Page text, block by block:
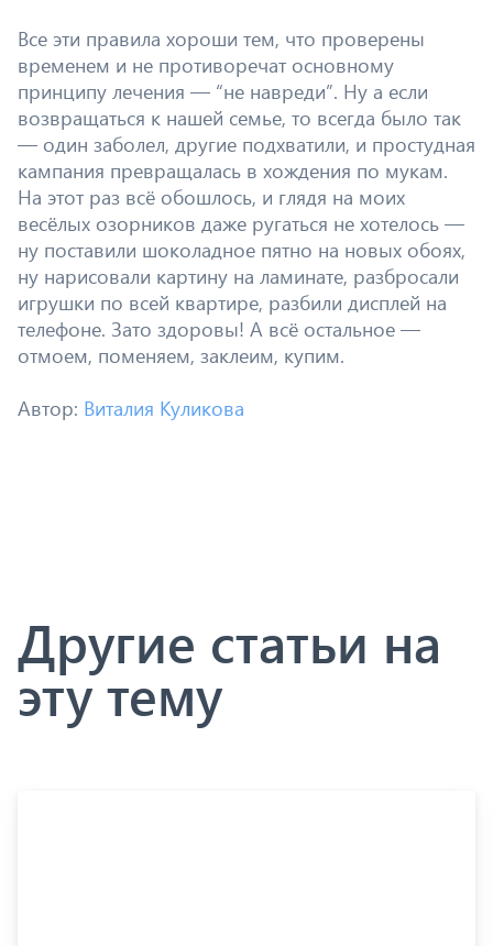
Все эти правила хороши тем, что проверены
временем и не противоречат основному
принципу лечения — “не навреди”. Ну а если
возвращаться к нашей семье, то всегда было так
— один заболел, другие подхватили, и простудная
кампания превращалась в хождения по мукам.
На этот раз всё обошлось, и глядя на моих
весёлых озорников даже ругаться не хотелось —
ну поставили шоколадное пятно на новых обоях,
ну нарисовали картину на ламинате, разбросали
игрушки по всей квартире, разбили дисплей на
телефоне. Зато здоровы! А всё остальное —
отмоем, поменяем, заклеим, купим.
Автор: Виталия Куликова
Другие статьи на
эту тему